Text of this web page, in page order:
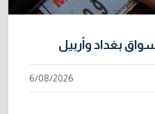
بغداد وأربيل
6/08/2026